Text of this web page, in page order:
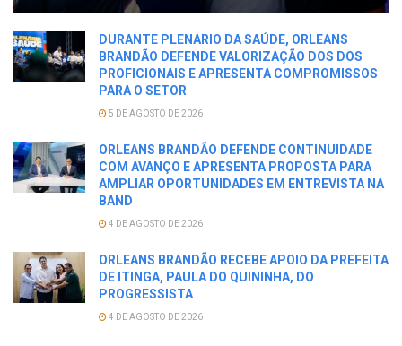
DURANTE PLENARIO DA SAÚDE, ORLEANS
BRANDÃO DEFENDE VALORIZAÇÃO DOS DOS
PROFICIONAIS E APRESENTA COMPROMISSOS
PARA O SETOR
5 DE AGOSTO DE 2026
ORLEANS BRANDÃO DEFENDE CONTINUIDADE
COM AVANÇO E APRESENTA PROPOSTA PARA
AMPLIAR OPORTUNIDADES EM ENTREVISTA NA
BAND
4 DE AGOSTO DE 2026
ORLEANS BRANDÃO RECEBE APOIO DA PREFEITA
DE ITINGA, PAULA DO QUININHA, DO
PROGRESSISTA
4 DE AGOSTO DE 2026